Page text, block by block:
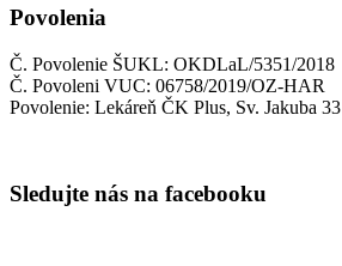
Povolenia
Č. Povolenie ŠUKL: OKDLaL/5351/2018
Č. Povoleni VUC: 06758/2019/OZ-HAR
Povolenie: Lekáreň ČK Plus, Sv. Jakuba 33
Sledujte nás na facebooku